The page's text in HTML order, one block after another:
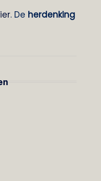
. De herdenking